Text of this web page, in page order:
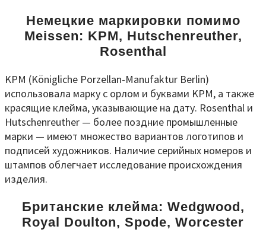
Немецкие маркировки помимо
Meissen: KPM, Hutschenreuther,
Rosenthal
KPM (Königliche Porzellan-Manufaktur Berlin)
использовала марку с орлом и буквами KPM, а также
красящие клейма, указывающие на дату. Rosenthal и
Hutschenreuther — более поздние промышленные
марки — имеют множество вариантов логотипов и
подписей художников. Наличие серийных номеров и
штампов облегчает исследование происхождения
изделия.
Британские клейма: Wedgwood,
Royal Doulton, Spode, Worcester